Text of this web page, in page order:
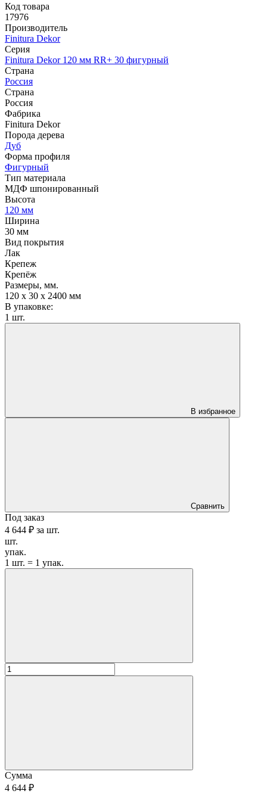
Код товара
17976
Производитель
Finitura Dekor
Серия
Finitura Dekor 120 мм RR+ 30 фигурный
Страна
Россия
Страна
Россия
Фабрика
Finitura Dekor
Порода дерева
Дуб
Форма профиля
Фигурный
Тип материала
МДФ шпонированный
Высота
120 мм
Ширина
30 мм
Вид покрытия
Лак
Крепеж
Крепёж
Размеры, мм.
120 х 30 х 2400 мм
В упаковке:
1 шт.
В избранное
Сравнить
Под заказ
4 644 ₽ за шт.
шт.
упак.
1 шт. = 1 упак.
Сумма
4 644 ₽